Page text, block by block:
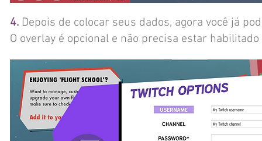
4. Depois de colocar seus dados, agora você já
O overlay é opcional e não precisa estar